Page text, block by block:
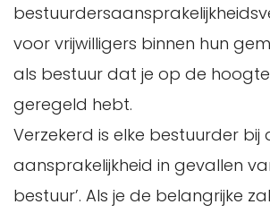
voor vrijwilligers binnen hun
als bestuur dat je op de
geregeld hebt.
Verzekerd is elke bestuurder bij
aansprakelijkheid in gevallen
bestuur’. Als je de belangrijke